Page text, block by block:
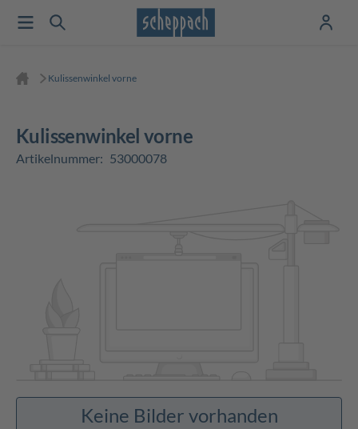
Kulissenwinkel vorne
Kulissenwinkel vorne
Artikelnummer: 53000078
Keine Bilder vorhanden